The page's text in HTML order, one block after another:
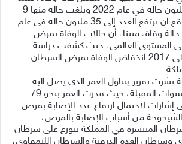
ارتفاع العدد الى 20 مليون حالة في عام 2022 وبلغت حالة منها 9
ملايين حالة وفاة، يتوقع ان يرتفع العدد إلى 35 مليون حالة في عام
8.5 ملايين حالة وفاة، مبينا، أن حالات الوفاة بمرض
المستوى العالمي، حيث كشفت دراسة
نشرت تقرير يتناول العمر الذي يصل اليه
سكان المملكة في السنوات المقبلة، حيث قدرت العمر بنحو 79
إشارات لاحتمال ارتفاع عدد الإصابة بمرض
من أسباب الإصابة بالمرض،
المنتشرة في المملكة تتوزع على سرطان